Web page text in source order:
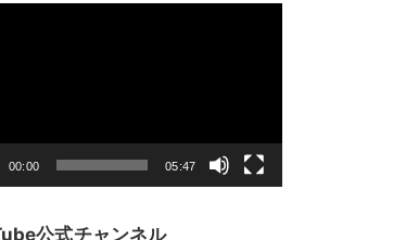
00:00 05:47
公式チャンネル